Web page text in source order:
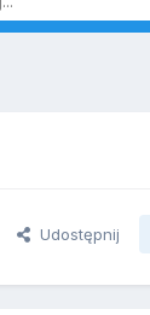
Udostępnij